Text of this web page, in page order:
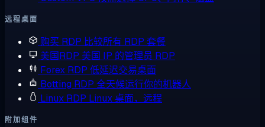
远程桌面
购买 RDP 比较所有 RDP 套餐
美国RDP 美国 IP 的管理员 RDP
Forex RDP 低延迟交易桌面
Botting RDP 全天候运行你的机器人
Linux RDP Linux 桌面，远程
附加组件